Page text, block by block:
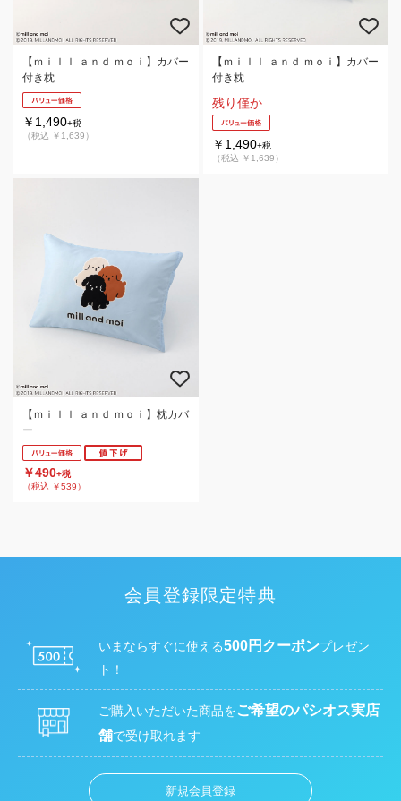
【ｍｉｌｌ ａｎｄ ｍｏｉ】カバー
付き枕
￥1,490+税
（税込 ￥1,639）
【ｍｉｌｌ ａｎｄ ｍｏｉ】カバー
付き枕
残り僅か
￥1,490+税
（税込 ￥1,639）
【ｍｉｌｌ ａｎｄ ｍｏｉ】枕カバ
ー
￥490+税
（税込 ￥539）
会員登録限定特典
いまならすぐに使える500円クーポンプレゼン
ト！
ご購入いただいた商品をご希望のパシオス実店
舗で受け取れます
新規会員登録